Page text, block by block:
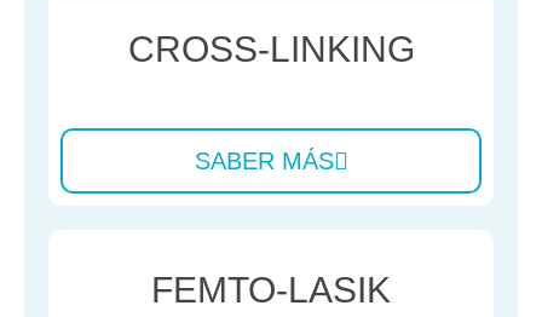
CROSS-LINKING
SABER MÁS
FEMTO-LASIK